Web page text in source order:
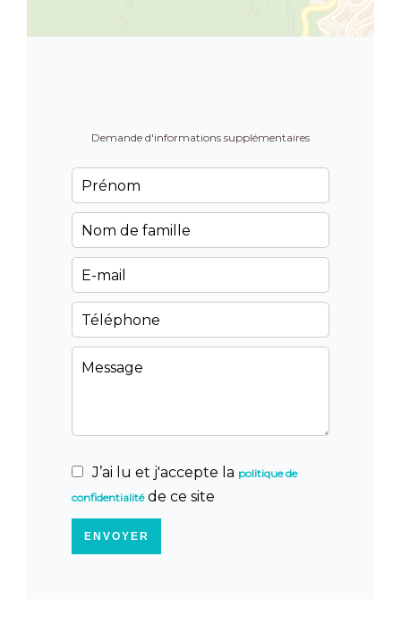
Demande d'informations supplémentaires
J’ai lu et j'accepte la politique de
confidentialitéde ce site
ENVOYER